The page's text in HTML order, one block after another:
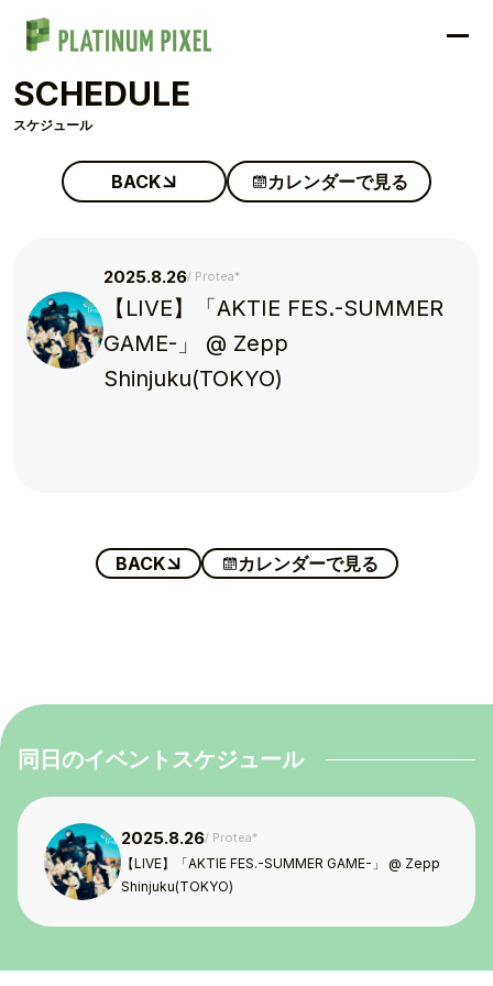
TOPICS
TALENT
SCHEDULE
MOVIE
AUDITION
RECRUIT
SCHEDULE
スケジュール
BACK カレンダーで見る
2025.8.26 Protea*
【LIVE】「AKTIE FES.-SUMMER
GAME-」 @ Zepp
Shinjuku(TOKYO)
BACK カレンダーで見る
同日のイベントスケジュール
2025.8.26 Protea*
【LIVE】「AKTIE FES.-SUMMER GAME-」 @ Zepp
Shinjuku(TOKYO)